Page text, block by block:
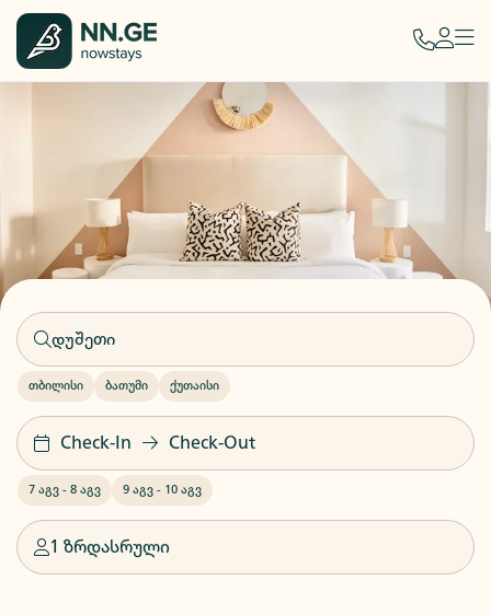
თბილისი ბათუმი ქუთაისი
Check-In Check-Out
7 აგვ - 8 აგვ 9 აგვ - 10 აგვ
1 ზრდასრული